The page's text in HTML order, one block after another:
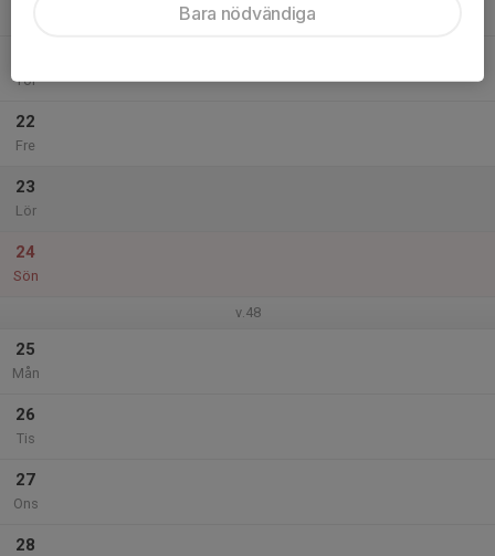
Tor
22
Fre
23
Lör
24
Sön
v.48
25
Mån
26
Tis
27
Ons
28
Bara nödvändiga